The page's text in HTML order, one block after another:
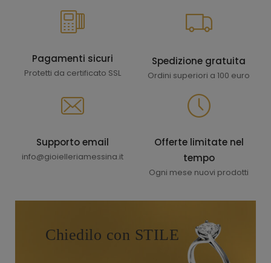
Pagamenti sicuri
Protetti da certificato SSL
Spedizione gratuita
Ordini superiori a 100 euro
Supporto email
info@gioielleriamessina.it
Offerte limitate nel
tempo
Ogni mese nuovi prodotti
Chiedilo con STILE